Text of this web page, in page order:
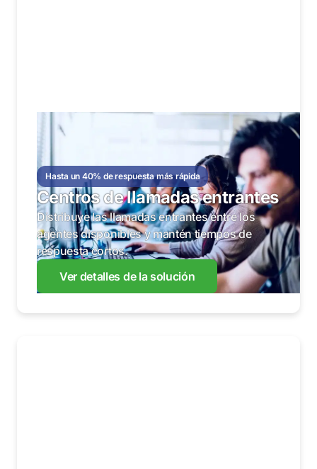
Hasta un 40% de respuesta más rápida
Centros de llamadas entrantes
Distribuye las llamadas entrantes entre los
agentes disponibles y mantén tiempos de
respuesta cortos.
Ver detalles de la solución